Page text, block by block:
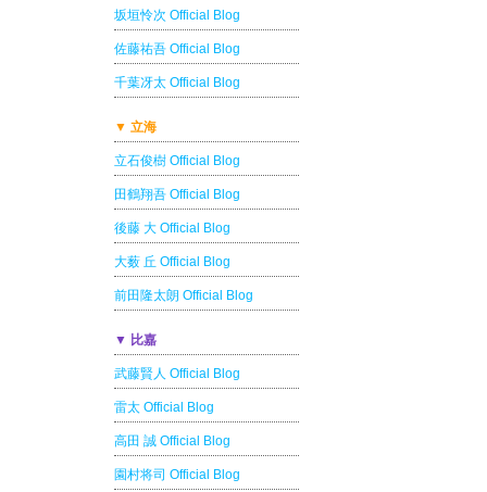
坂垣怜次 Official Blog
佐藤祐吾 Official Blog
千葉冴太 Official Blog
▼ 立海
立石俊樹 Official Blog
田鶴翔吾 Official Blog
後藤 大 Official Blog
大薮 丘 Official Blog
前田隆太朗 Official Blog
▼ 比嘉
武藤賢人 Official Blog
雷太 Official Blog
高田 誠 Official Blog
園村将司 Official Blog